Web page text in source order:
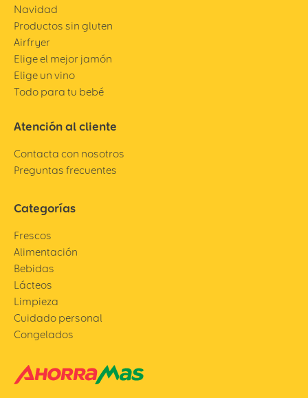
Navidad
Productos sin gluten
Airfryer
Elige el mejor jamón
Elige un vino
Todo para tu bebé
Atención al cliente
Contacta con nosotros
Preguntas frecuentes
Categorías
Frescos
Alimentación
Bebidas
Lácteos
Limpieza
Cuidado personal
Congelados